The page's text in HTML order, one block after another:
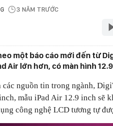
3 NĂM TRƯỚC
một báo cáo mới đến từ
Air lớn hơn, có màn hình
các nguồn tin trong ngành,
mẫu ‌iPad Air‌ 12.9 inch sẽ
công nghệ LCD tương tự